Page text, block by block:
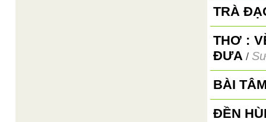
TRÀ
THƠ :
ĐƯA /
BÀI
ĐỀN